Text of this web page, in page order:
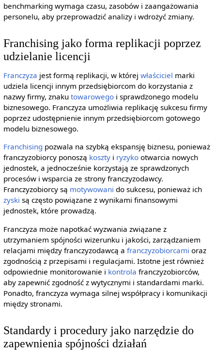
benchmarking wymaga czasu, zasobów i zaangażowania
personelu, aby przeprowadzić analizy i wdrożyć zmiany.
Franchising jako forma replikacji poprzez
udzielanie licencji
Franczyza jest formą replikacji, w której właściciel marki
udziela licencji innym przedsiębiorcom do korzystania z
nazwy firmy, znaku towarowegoi sprawdzonego modelu
biznesowego. Franczyza umożliwia replikację sukcesu firmy
poprzez udostępnienie innym przedsiębiorcom gotowego
modelu biznesowego.
Franchising pozwala na szybką ekspansję biznesu, ponieważ
franczyzobiorcy ponoszą kosztyi ryzykootwarcia nowych
jednostek, a jednocześnie korzystają ze sprawdzonych
procesów i wsparcia ze strony franczyzodawcy.
Franczyzobiorcy są motywowani do sukcesu, ponieważ ich
zyski są często powiązane z wynikami finansowymi
jednostek, które prowadzą.
Franczyza może napotkać wyzwania związane z
utrzymaniem spójności wizerunku i jakości, zarządzaniem
relacjami między franczyzodawcą a franczyzobiorcami oraz
zgodnością z przepisami i regulacjami. Istotne jest również
odpowiednie monitorowanie i kontrola franczyzobiorców,
aby zapewnić zgodność z wytycznymi i standardami marki.
Ponadto, franczyza wymaga silnej współpracy i komunikacji
między stronami.
Standardy i procedury jako narzędzie do
zapewnienia spójności działań